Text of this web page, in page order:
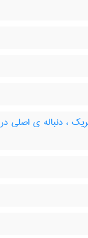
، دنباله ی اصلی در